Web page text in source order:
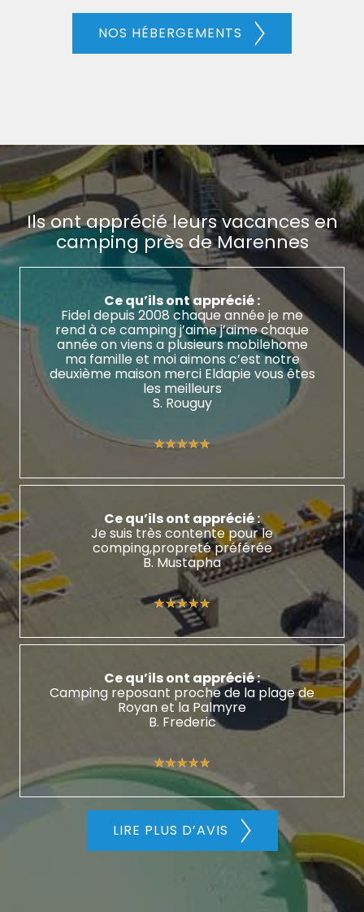
NOS HÉBERGEMENTS
Ils ont apprécié leurs vacances en
camping près de Marennes
Ce qu’ils ont apprécié :
Fidel depuis 2008 chaque année je me
rend à ce camping j’aime j’aime chaque
année on viens a plusieurs mobilehome
ma famille et moi aimons c’est notre
deuxième maison merci Eldapie vous êtes
les meilleurs
S. Rouguy
★★★★★
★★★★★
Ce qu’ils ont apprécié :
Je suis très contente pour le
comping,propreté préférée
B. Mustapha
★★★★★
★★★★★
Ce qu’ils ont apprécié :
Camping reposant proche de la plage de
Royan et la Palmyre
B. Frederic
★★★★★
★★★★★
LIRE PLUS D’AVIS